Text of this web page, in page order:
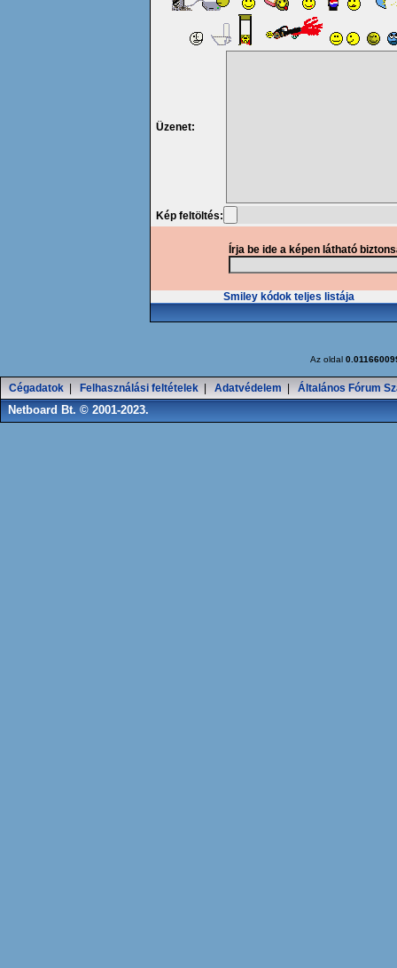
Üzenet:
Kép feltöltés:
Írja be ide a képen látható
Smiley kódok teljes listája
Az oldal
Cégadatok Felhasználási feltételek Adatvédelem Általános Fórum
Netboard Bt. © 2001-2023.